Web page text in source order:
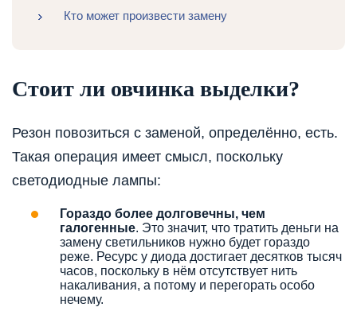
Кто может произвести замену
Стоит ли овчинка выделки?
Резон повозиться с заменой, определённо, есть.
Такая операция имеет смысл, поскольку
светодиодные лампы:
Гораздо более долговечны, чем
галогенные. Это значит, что тратить деньги на
замену светильников нужно будет гораздо
реже. Ресурс у диода достигает десятков тысяч
часов, поскольку в нём отсутствует нить
накаливания, а потому и перегорать особо
нечему.